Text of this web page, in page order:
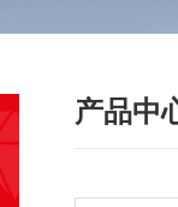
产品中